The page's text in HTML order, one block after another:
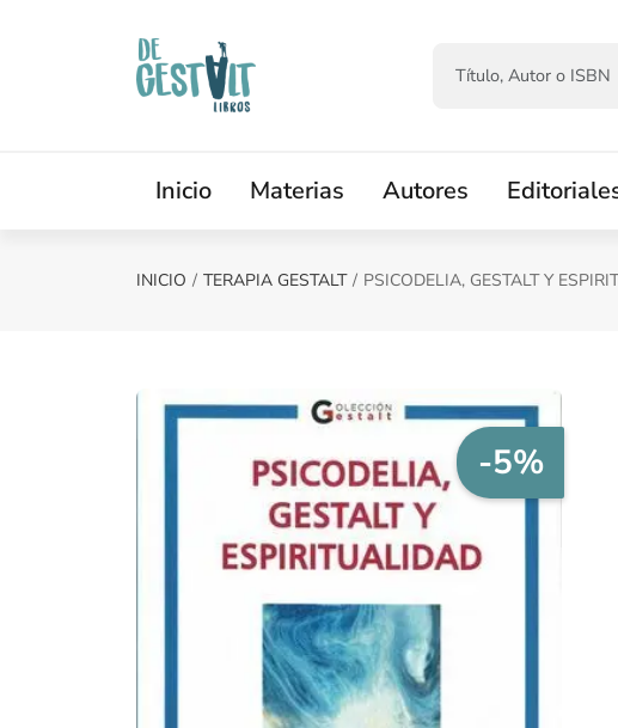
Inicio Materias Autores
INICIO TERAPIA GESTALT PSICODELIA, GESTALT Y
-5%